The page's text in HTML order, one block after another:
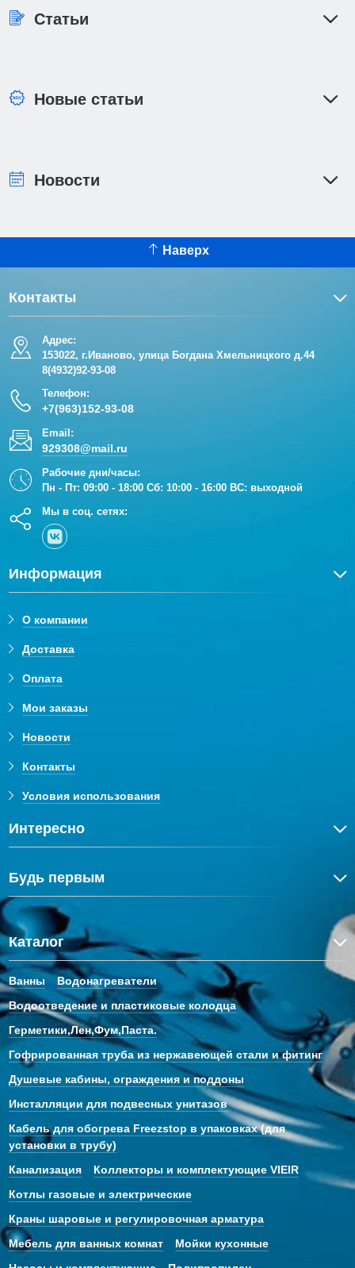
Статьи
Новые статьи
Новости
Наверх
Контакты
Адрес:
153022, г.Иваново, улица Богдана Хмельницкого д.44
8(4932)92-93-08
Телефон:
+7(963)152-93-08
Email:
929308@mail.ru
Рабочие дни/часы:
Пн - Пт: 09:00 - 18:00 Сб: 10:00 - 16:00 ВС: выходной
Мы в соц. сетях:
Информация
О компании
Доставка
Оплата
Мои заказы
Новости
Контакты
Условия использования
Интересно
Будь первым
Каталог
Ванны
Водонагреватели
Водоотведение и пластиковые колодца
Герметики,Лен,Фум,Паста.
Гофрированная труба из нержавеющей стали и фитинг
Душевые кабины, ограждения и поддоны
Инсталляции для подвесных унитазов
Кабель для обогрева Freezstop в упаковках (для
установки в трубу)
Канализация
Коллекторы и комплектующие VIEIR
Котлы газовые и электрические
Краны шаровые и регулировочная арматура
Мебель для ванных комнат
Мойки кухонные